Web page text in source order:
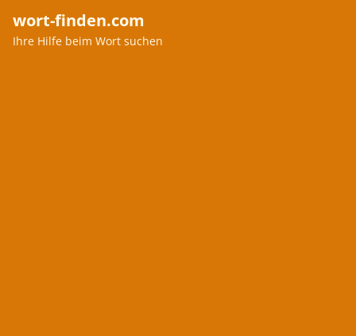
wort-finden.com
Ihre Hilfe beim Wort suchen